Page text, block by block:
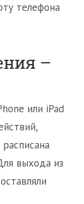
телефона
–
или iPad
выхода из